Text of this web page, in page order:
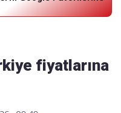
fiyatlarına